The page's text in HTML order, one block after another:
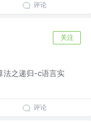
评论
关注
之递归-c语言实
评论